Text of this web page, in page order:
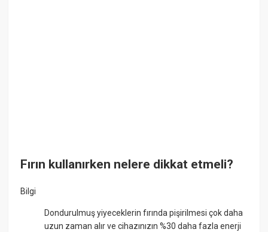
Fırın kullanırken nelere dikkat etmeli?
Bilgi
Dondurulmuş yiyeceklerin fırında pişirilmesi çok daha
uzun zaman alır ve cihazınızın %30 daha fazla enerji